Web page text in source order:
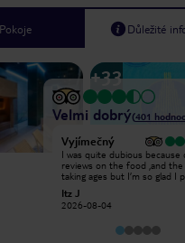
Pokoje Důležité
+33
Velmi dobrý(401
Vyjímečný
I was quite dubious because
reviews on the food ,and
taking ages but I’m so glad I
hotel, beds made daily. , food
choices are catered for
then you have another
Itz J
2026-08-04